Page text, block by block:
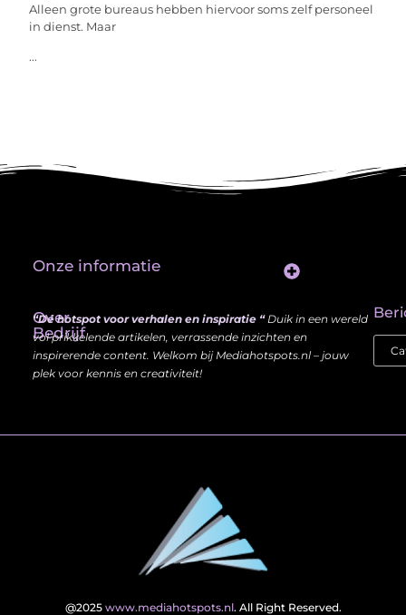
Alleen grote bureaus hebben hiervoor soms zelf personeel
in dienst. Maar
...
Over
Bedrijf
“Dé hotspot voor verhalen en inspiratie “Duik in een wereld
vol prikkelende artikelen, verrassende inzichten en
inspirerende content. Welkom bij Mediahotspots.nl – jouw
plek voor kennis en creativiteit!
Onze informatie
@2025 www.mediahotspots.nl. All Right Reserved.